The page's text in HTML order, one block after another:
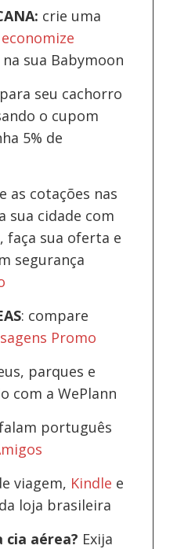
crie uma
economize
na sua Babymoon
seu cachorro
o cupom
5% de
as cotações nas
sua cidade com
faça sua oferta e
segurança
: compare
Promo
parques e
com a WePlann
português
viagem, Kindle e
loja brasileira
cia aérea? Exija